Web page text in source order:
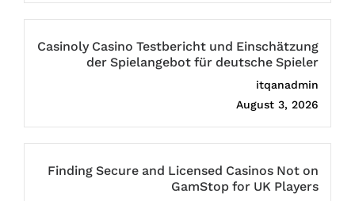
Casinoly Casino Testbericht und Einschätzung
der Spielangebot für deutsche Spieler
itqanadmin
August 3, 2026
Finding Secure and Licensed Casinos Not on
GamStop for UK Players